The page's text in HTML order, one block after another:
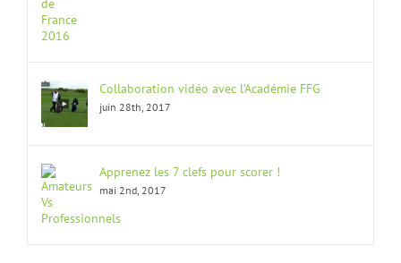
Collaboration vidéo avec l’Académie FFG
juin 28th, 2017
Apprenez les 7 clefs pour scorer !
mai 2nd, 2017